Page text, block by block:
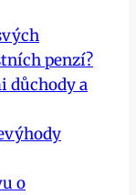
penzí?
důchody a
o